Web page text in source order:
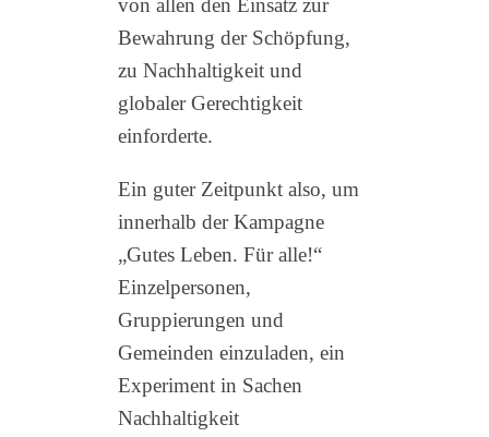
von allen den Einsatz zur
Bewahrung der Schöpfung,
zu Nachhaltigkeit und
globaler Gerechtigkeit
einforderte.
Ein guter Zeitpunkt also, um
innerhalb der Kampagne
„Gutes Leben. Für alle!“
Einzelpersonen,
Gruppierungen und
Gemeinden einzuladen, ein
Experiment in Sachen
Nachhaltigkeit